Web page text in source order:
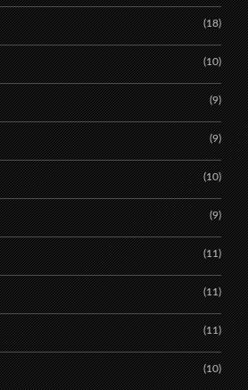
(18)
(10)
(9)
(9)
(10)
(9)
(11)
(11)
(11)
(10)